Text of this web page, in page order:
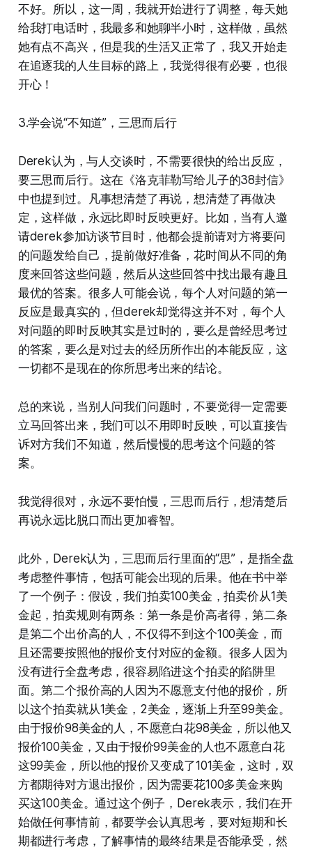
不好。所以，这一周，我就开始进行了调整，每天她
给我打电话时，我最多和她聊半小时，这样做，虽然
她有点不高兴，但是我的生活又正常了，我又开始走
在追逐我的人生目标的路上，我觉得很有必要，也很
开心！
3.学会说“不知道”，三思而后行
Derek认为，与人交谈时，不需要很快的给出反应，
要三思而后行。这在《洛克菲勒写给儿子的38封信》
中也提到过。凡事想清楚了再说，想清楚了再做决
定，这样做，永远比即时反映更好。比如，当有人邀
请derek参加访谈节目时，他都会提前请对方将要问
的问题发给自己，提前做好准备，花时间从不同的角
度来回答这些问题，然后从这些回答中找出最有趣且
最优的答案。很多人可能会说，每个人对问题的第一
反应是最真实的，但derek却觉得这并不对，每个人
对问题的即时反映其实是过时的，要么是曾经思考过
的答案，要么是对过去的经历所作出的本能反应，这
一切都不是现在的你所思考出来的结论。
总的来说，当别人问我们问题时，不要觉得一定需要
立马回答出来，我们可以不用即时反映，可以直接告
诉对方我们不知道，然后慢慢的思考这个问题的答
案。
我觉得很对，永远不要怕慢，三思而后行，想清楚后
再说永远比脱口而出更加睿智。
此外，Derek认为，三思而后行里面的“思”，是指全盘
考虑整件事情，包括可能会出现的后果。他在书中举
了一个例子：假设，我们拍卖100美金，拍卖价从1美
金起，拍卖规则有两条：第一条是价高者得，第二条
是第二个出价高的人，不仅得不到这个100美金，而
且还需要按照他的报价支付对应的金额。很多人因为
没有进行全盘考虑，很容易陷进这个拍卖的陷阱里
面。第二个报价高的人因为不愿意支付他的报价，所
以这个拍卖就从1美金，2美金，逐渐上升至99美金。
由于报价98美金的人，不愿意白花98美金，所以他又
报价100美金，又由于报价99美金的人也不愿意白花
这99美金，所以他的报价又变成了101美金，这时，双
方都期待对方退出报价，因为需要花100多美金来购
买这100美金。通过这个例子，Derek表示，我们在开
始做任何事情前，都要学会认真思考，要对短期和长
期都进行考虑，了解事情的最终结果是否能承受，然